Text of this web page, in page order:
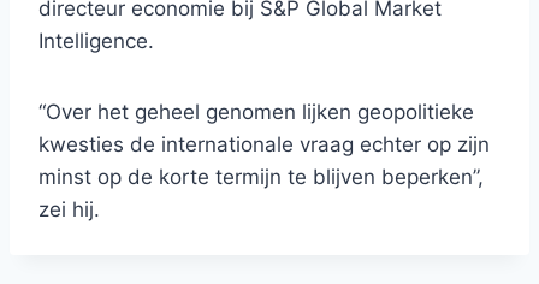
directeur economie bij S&P Global Market
Intelligence.
“Over het geheel genomen lijken geopolitieke
kwesties de internationale vraag echter op zijn
minst op de korte termijn te blijven beperken”,
zei hij.